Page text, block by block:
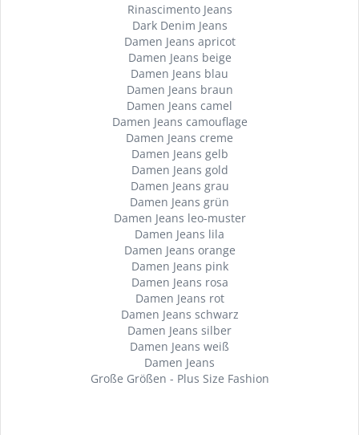
Rinascimento Jeans
Dark Denim Jeans
Damen Jeans apricot
Damen Jeans beige
Damen Jeans blau
Damen Jeans braun
Damen Jeans camel
Damen Jeans camouflage
Damen Jeans creme
Damen Jeans gelb
Damen Jeans gold
Damen Jeans grau
Damen Jeans grün
Damen Jeans leo-muster
Damen Jeans lila
Damen Jeans orange
Damen Jeans pink
Damen Jeans rosa
Damen Jeans rot
Damen Jeans schwarz
Damen Jeans silber
Damen Jeans weiß
Damen Jeans
Große Größen - Plus Size Fashion